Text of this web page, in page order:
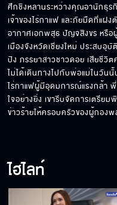
ศึกชิงหลานระหว่างคุณอานักธุร
เจ้าของไร่กาแฟ และภัยมืดที่แฝ
อากาศเอกพสุธ ปัญจสิงขร หรือ
เมืองจังหวัดเชียงใหม่ ประสบอุ
ปิง ภรรยาสาวชาวดอย เสียชีวิ
ไม่ได้เดินทางไปกับพ่อแม่ในวัน
ไร่กาแฟผู้มีอุดมการณ์แรงกล้า
ใจอย่างยิ่ง เขารีบจัดการเตรีย
ข่าวร้ายให้ครอบครัวของผู้กอง
ไฮไลท์